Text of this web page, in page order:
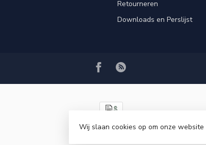
Retourneren
Downloads en Perslijst
© Copyright 2026 VRSPLUS
Wij slaan cookies op om onze